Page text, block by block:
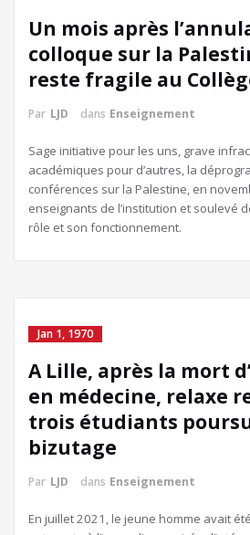
Un mois après
colloque sur la
reste fragile au
Par LJD dans Enseignement
Sage initiative pour les uns, grave
académiques pour d’autres, la
conférences sur la Palestine, en
enseignants de l’institution et soulevé
rôle et son fonctionnement.
Jan 1, 1970
A Lille, après la mort
en médecine, relaxe
trois étudiants
bizutage
Par LJD dans Enseignement
En juillet 2021, le jeune homme avait